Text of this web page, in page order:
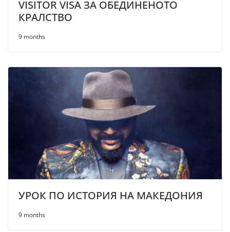
VISITOR VISA ЗА ОБЕДИНЕНОТО
КРАЛСТВО
9 months
УРОК ПО ИСТОРИЯ НА МАКЕДОНИЯ
9 months